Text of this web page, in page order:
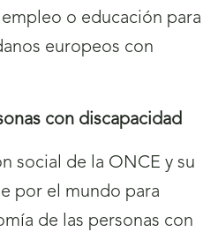
o educación para
europeos con
con discapacidad
social de la ONCE y su
por el mundo para
de las personas con